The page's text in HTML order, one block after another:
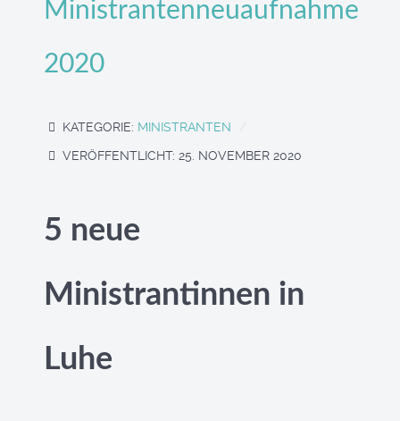
Ministrantenneuaufnahme
2020
KATEGORIE: MINISTRANTEN
VERÖFFENTLICHT: 25. NOVEMBER 2020
5 neue
Ministrantinnen in
Luhe